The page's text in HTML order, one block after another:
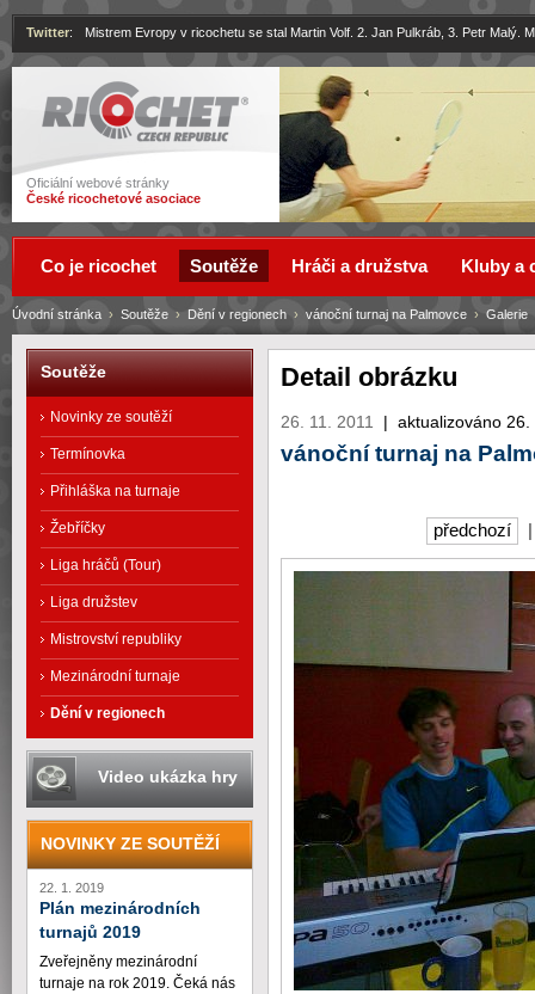
Ricochet
Oficiální webové stránky
České ricochetové asociace
Twitter: Mistrem Evropy v ricochetu se stal Martin Volf. 2. Jan Pulkráb, 3. Petr Malý.
Detail obrázku
26. 11. 2011 | aktualizováno 26.
vánoční turnaj na
předchozí
Úvodní stránka › Soutěže › Dění v regionech › vánoční turnaj na Palmovce › Galerie
Co je ricochet Soutěže Hráči a družstva Kluby a
Soutěže
Novinky ze soutěží
Termínovka
Přihláška na turnaje
Žebříčky
Liga hráčů (Tour)
Liga družstev
Mistrovství republiky
Mezinárodní turnaje
Dění v regionech
Video ukázka hry
NOVINKY ZE SOUTĚŽÍ
22. 1. 2019
Plán mezinárodních
turnajů 2019
Zveřejněny mezinárodní
turnaje na rok 2019. Čeká nás